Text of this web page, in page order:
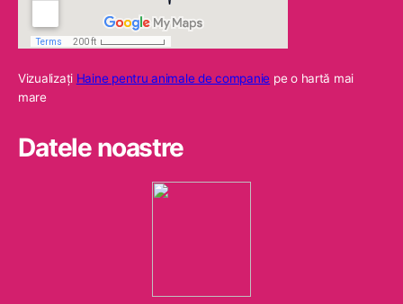
Vizualizaţi Haine pentru animale de companie pe o hartă mai
mare
Datele noastre